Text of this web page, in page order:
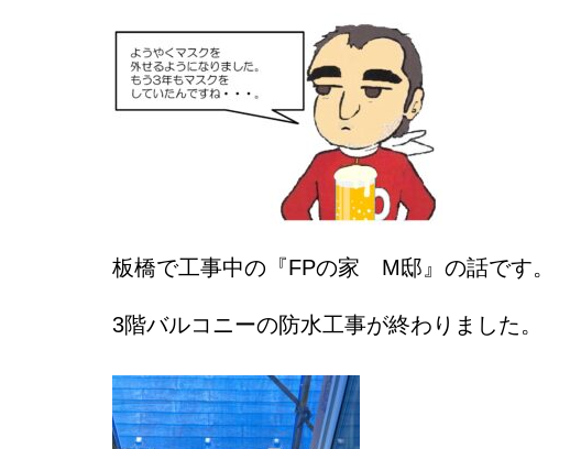
板橋で工事中の『FPの家 M邸』の話です。
3階バルコニーの防水工事が終わりました。